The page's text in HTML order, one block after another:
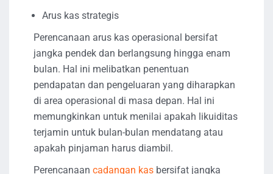
Arus kas strategis
Perencanaan arus kas operasional bersifat
jangka pendek dan berlangsung hingga enam
bulan. Hal ini melibatkan penentuan
pendapatan dan pengeluaran yang diharapkan
di area operasional di masa depan. Hal ini
memungkinkan untuk menilai apakah likuiditas
terjamin untuk bulan-bulan mendatang atau
apakah pinjaman harus diambil.
Perencanaan cadangan kas bersifat jangka